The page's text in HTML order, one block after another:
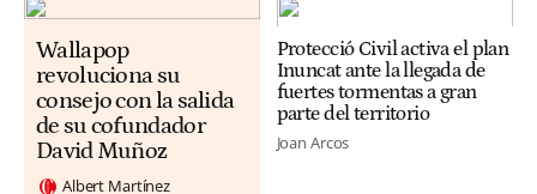
Wallapop
revoluciona su
consejo con la salida
de su cofundador
David Muñoz
Albert Martínez
Protecció Civil activa el plan
Inuncat ante la llegada de
fuertes tormentas a gran
parte del territorio
Joan Arcos